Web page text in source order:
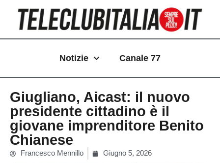
contenuto
Notizie Canale 77
Giugliano, Aicast: il nuovo
presidente cittadino è il
giovane imprenditore Benito
Chianese
Francesco Mennillo Giugno 5, 2026